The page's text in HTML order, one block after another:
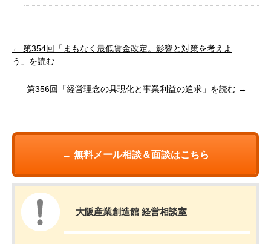
← 第354回「まもなく最低賃金改定。影響と対策を考えよ
う」を読む
第356回「経営理念の具現化と事業利益の追求」を読む →
→ 無料メール相談＆面談はこちら
大阪産業創造館 経営相談室